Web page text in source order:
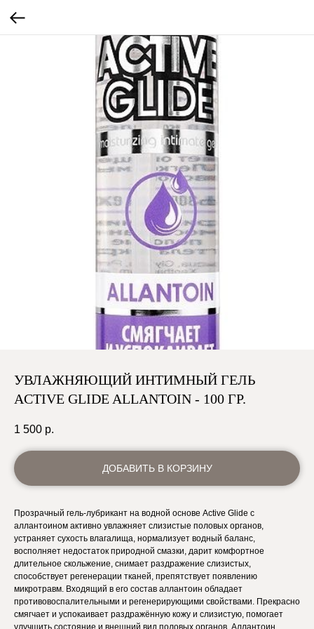
УВЛАЖНЯЮЩИЙ ИНТИМНЫЙ ГЕЛЬ
ACTIVE GLIDE ALLANTOIN - 100 ГР.
1 500 р.
ДОБАВИТЬ В КОРЗИНУ
Прозрачный гель-лубрикант на водной основе Active Glide с
аллантоином активно увлажняет слизистые половых органов,
устраняет сухость влагалища, нормализует водный баланс,
восполняет недостаток природной смазки, дарит комфортное
длительное скольжение, снимает раздражение слизистых,
способствует регенерации тканей, препятствует появлению
микротравм. Входящий в его состав аллантоин обладает
противовоспалительными и регенерирующими свойствами. Прекрасно
смягчает и успокаивает раздражённую кожу и слизистую, помогает